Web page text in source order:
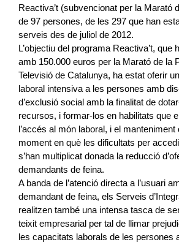
Reactiva’t (subvencionat per la Marató
de 97 persones, de les 297 que han
serveis des de juliol de 2012.
L’objectiu del programa Reactiva’t, que
amb 150.000 euros per la Marató de la
Televisió de Catalunya, ha estat oferir
laboral intensiva a les persones amb
d’exclusió social amb la finalitat de
recursos, i formar-los en habilitats que
l’accés al món laboral, i el manteniment
moment en què les dificultats per
s’han multiplicat donada la reducció
demandants de feina.
A banda de l’atenció directa a l’usuari
demandant de feina, els Serveis
realitzen també una intensa tasca de
teixit empresarial per tal de llimar
les capacitats laborals de les persones